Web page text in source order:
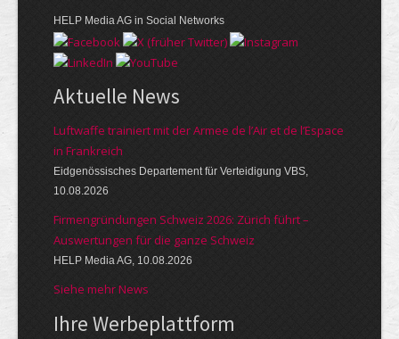
HELP Media AG in Social Networks
Aktuelle News
Luftwaffe trainiert mit der Armee de l’Air et de l’Espace
in Frankreich
Eidgenössisches Departement für Verteidigung VBS,
10.08.2026
Firmengründungen Schweiz 2026: Zürich führt –
Auswertungen für die ganze Schweiz
HELP Media AG, 10.08.2026
Siehe mehr News
Ihre Werbe­platt­form